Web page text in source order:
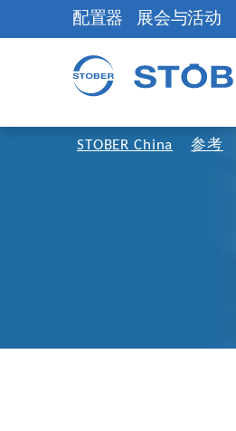
配置器 展会与活动
STOBER China 参考